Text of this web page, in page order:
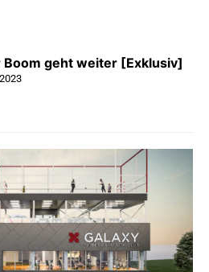
geht weiter [Exklusiv]